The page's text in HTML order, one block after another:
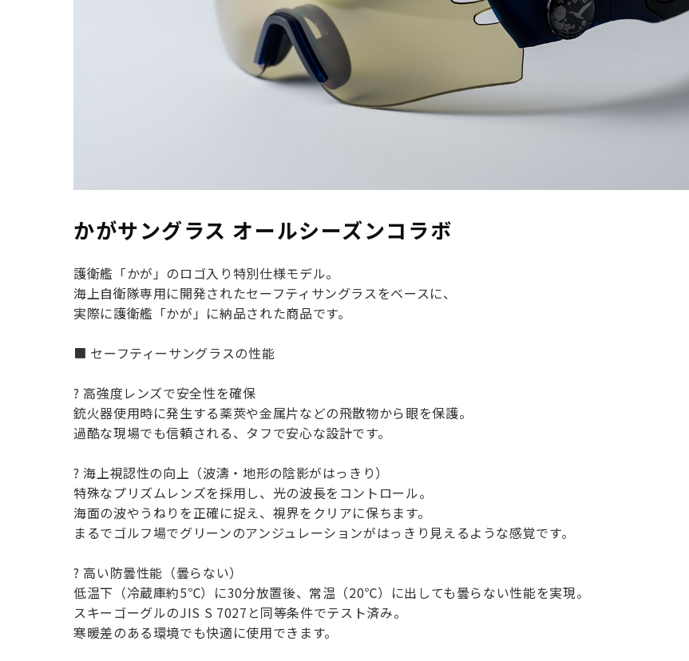
かがサングラス オールシーズンコラボ
護衛艦「かが」のロゴ入り特別仕様モデル。
海上自衛隊専用に開発されたセーフティサングラスをベースに、
実際に護衛艦「かが」に納品された商品です。
■ セーフティーサングラスの性能
? 高強度レンズで安全性を確保
銃火器使用時に発生する薬莢や金属片などの飛散物から眼を保護。
過酷な現場でも信頼される、タフで安心な設計です。
? 海上視認性の向上（波濤・地形の陰影がはっきり）
特殊なプリズムレンズを採用し、光の波長をコントロール。
海面の波やうねりを正確に捉え、視界をクリアに保ちます。
まるでゴルフ場でグリーンのアンジュレーションがはっきり見えるような感覚です。
? 高い防曇性能（曇らない）
低温下（冷蔵庫約5℃）に30分放置後、常温（20℃）に出しても曇らない性能を実現。
スキーゴーグルのJIS S 7027と同等条件でテスト済み。
寒暖差のある環境でも快適に使用できます。